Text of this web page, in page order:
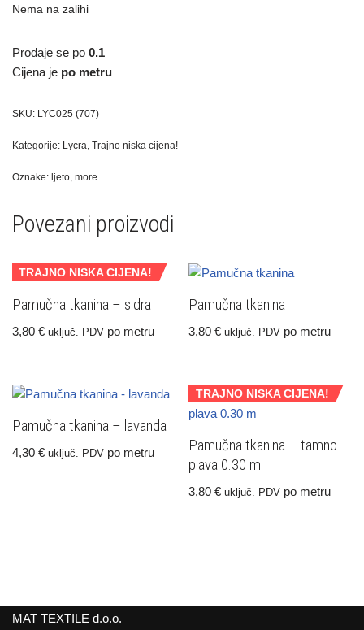
Nema na zalihi
Prodaje se po 0.1
Cijena je po metru
SKU: LYC025 (707)
Kategorije: Lycra, Trajno niska cijena!
Oznake: ljeto, more
Povezani proizvodi
TRAJNO NISKA CIJENA!
Pamučna tkanina – sidra
3,80 € uključ. PDV po metru
Pamučna tkanina
3,80€ uključ. PDV po metru
Pamučna tkanina – lavanda
4,30 € uključ. PDV po metru
TRAJNO NISKA CIJENA!
Pamučna tkanina – tamno
plava 0.30 m
3,80€ uključ. PDV po metru
MAT TEXTILE d.o.o.